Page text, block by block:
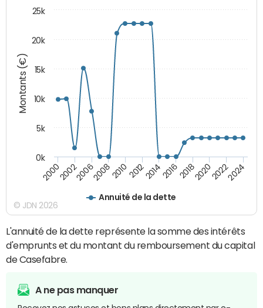
Montants (€)
Annuité de la dette
200020022006200820102012201420162018202020222024
0k
5k
10k
15k
20k
25k
© JDN 2026
L'annuité de la dette représente la somme des intérêts
d'emprunts et du montant du remboursement du capital
de Casefabre.
A ne pas manquer